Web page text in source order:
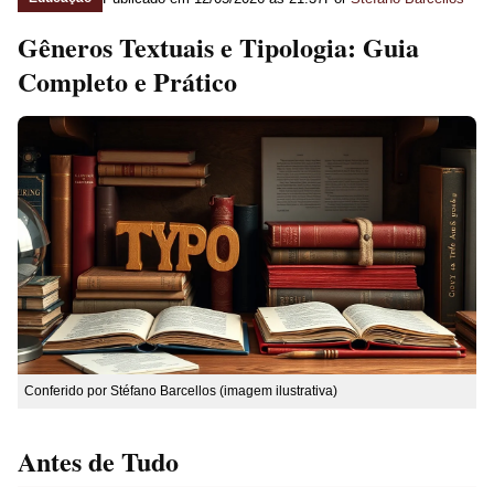
Gêneros Textuais e Tipologia: Guia
Completo e Prático
Conferido por Stéfano Barcellos (imagem ilustrativa)
Antes de Tudo